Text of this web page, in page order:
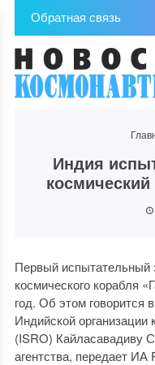
Обратная связь
Индия
Первый испытательный
космического корабля
год. Об этом говорится
Индийской организации
(ISRO) Кайласавадиву
агентства, передает ИА